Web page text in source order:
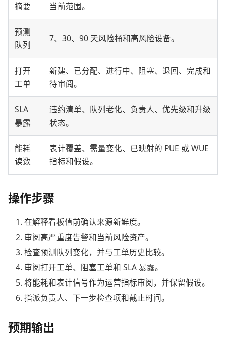
摘要
当前范围。
预测
队列
7、30、90 天风险桶和高风险设备。
打开
工单
新建、已分配、进行中、阻塞、退回、完成和
待审阅。
SLA
暴露
违约清单、队列老化、负责人、优先级和升级
状态。
能耗
读数
表计覆盖、需量变化、已映射的 PUE 或 WUE
指标和假设。
操作步骤
在解释看板值前确认来源新鲜度。
审阅高严重度告警和当前风险资产。
检查预测队列变化，并与工单历史比较。
审阅打开工单、阻塞工单和 SLA 暴露。
将能耗和表计信号作为运营指标审阅，并保留假设。
指派负责人、下一步检查项和截止时间。
预期输出